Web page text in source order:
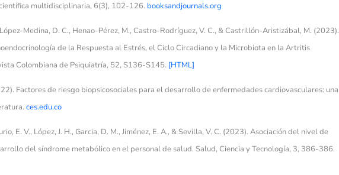
multidisciplinaria, 6(3), 102-126. booksandjournals.org
Medina, D. C., Henao-Pérez, M., Castro-Rodríguez, V. C., & Castrillón-Aristizábal, M. (2023).
de la Respuesta al Estrés, el Ciclo Circadiano y la Microbiota en la Artritis
Colombiana de Psiquiatría, 52, S136-S145. [HTML]
Factores de riesgo biopsicosociales para el desarrollo de enfermedades cardiovasculares: una
ces.edu.co
E. V., López, J. H., Garcia, D. M., Jiménez, E. A., & Sevilla, V. C. (2023). Asociación del nivel de
del síndrome metabólico en el personal de salud. Salud, Ciencia y Tecnología, 3, 386-386.